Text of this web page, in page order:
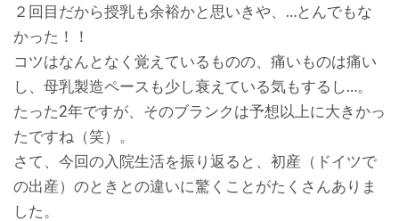
２回目だから授乳も余裕かと思いきや、…とんでもな
かった！！
コツはなんとなく覚えているものの、痛いものは痛い
し、母乳製造ペースも少し衰えている気もするし…。
たった2年ですが、そのブランクは予想以上に大きかっ
たですね（笑）。
さて、今回の入院生活を振り返ると、初産（ドイツで
の出産）のときとの違いに驚くことがたくさんありま
した。